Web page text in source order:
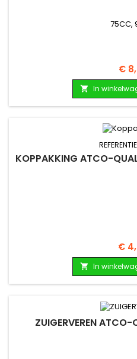
75CC,
Prijs
€
 In
KOPPAKKING ATCO-
Prijs
€
 In
ZUIGERVEREN